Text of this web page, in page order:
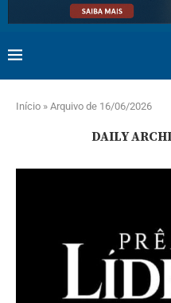
Início » Arquivo de 16/06/2026
DAILY